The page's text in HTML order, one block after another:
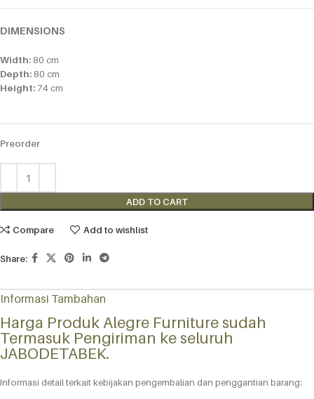
DIMENSIONS
Width: 80 cm
Depth: 80 cm
Height:74 cm
Preorder
ADD TO CART
Compare Add to wishlist
Share:
Informasi Tambahan
Harga Produk Alegre Furniture sudah
Termasuk Pengiriman ke seluruh
JABODETABEK.
Informasi detail terkait kebijakan pengembalian dan penggantian barang: